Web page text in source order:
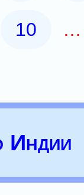
10
Индии